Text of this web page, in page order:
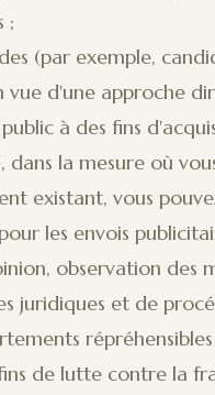
;
(par exemple,
d'une approche
à des fins
la mesure où
existant, vous
les envois
observation des
juridiques et de
de lutte contre la